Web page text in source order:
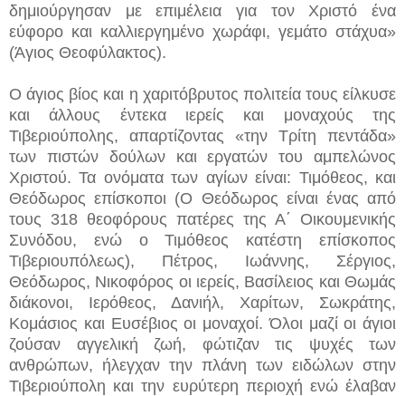
δημιούργησαν με επιμέλεια για τον Χριστό ένα
εύφορο και καλλιεργημένο χωράφι, γεμάτο στάχυα»
(Άγιος Θεοφύλακτος).
Ο άγιος βίος και η χαριτόβρυτος πολιτεία τους είλκυσε
και άλλους έντεκα ιερείς και μοναχούς της
Τιβεριούπολης, απαρτίζοντας «την Τρίτη πεντάδα»
των πιστών δούλων και εργατών του αμπελώνος
Χριστού. Τα ονόματα των αγίων είναι: Τιμόθεος, και
Θεόδωρος επίσκοποι (Ο Θεόδωρος είναι ένας από
τους 318 θεοφόρους πατέρες της Α΄ Οικουμενικής
Συνόδου, ενώ ο Τιμόθεος κατέστη επίσκοπος
Τιβεριουπόλεως), Πέτρος, Ιωάννης, Σέργιος,
Θεόδωρος, Νικοφόρος οι ιερείς, Βασίλειος και Θωμάς
διάκονοι, Ιερόθεος, Δανιήλ, Χαρίτων, Σωκράτης,
Κομάσιος και Ευσέβιος οι μοναχοί. Όλοι μαζί οι άγιοι
ζούσαν αγγελική ζωή, φώτιζαν τις ψυχές των
ανθρώπων, ήλεγχαν την πλάνη των ειδώλων στην
Τιβεριούπολη και την ευρύτερη περιοχή ενώ έλαβαν